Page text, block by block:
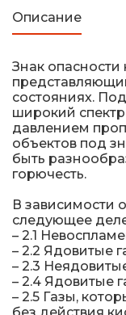
Описание
Знак опасности
состояниях.
широкий
давлением
объектов под
быть
горючесть.
В зависимости
следующее
– 2.1
– 2.2 Ядовитые
– 2.3
– 2.4 Ядовитые
– 2.5 Газы,